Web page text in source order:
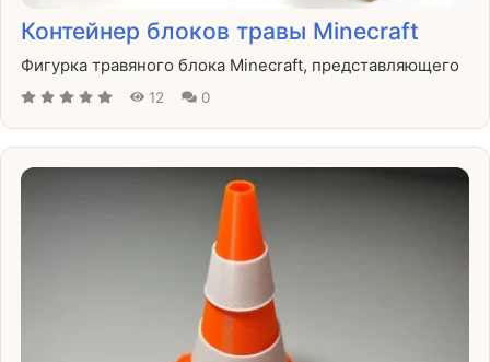
Контейнер блоков травы Minecraft
Фигурка травяного блока Minecraft, представляющего
12 0